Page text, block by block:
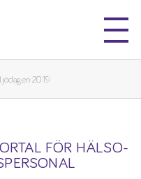
2019
FÖR HÄLSO-